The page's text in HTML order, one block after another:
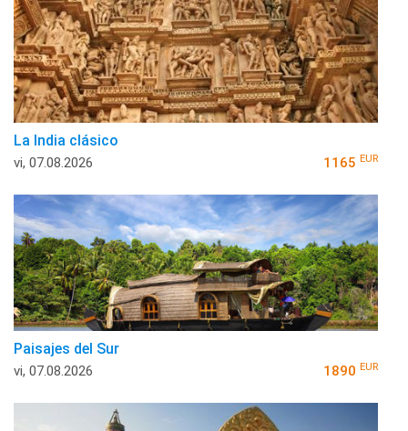
La India clásico
vi, 07.08.2026 1165 EUR
Paisajes del Sur
vi, 07.08.2026 1890 EUR